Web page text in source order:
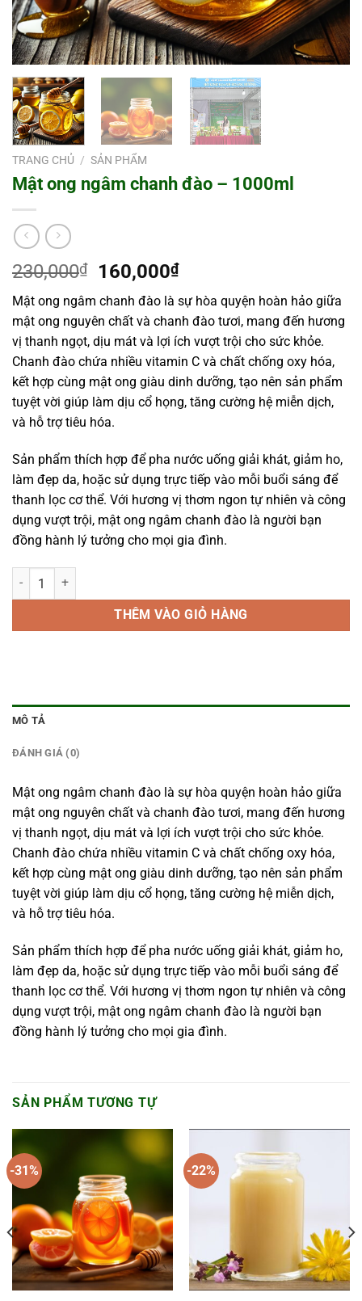
TRANG CHỦ / SẢN PHẨM
Mật ong ngâm chanh đào – 1000ml
230,000₫
Giá
gốc
là:
230,000₫.
160,000₫Giá
hiện
tại
là:
160,000₫.
Mật ong ngâm chanh đào là sự hòa quyện hoàn hảo giữa
mật ong nguyên chất và chanh đào tươi, mang đến hương
vị thanh ngọt, dịu mát và lợi ích vượt trội cho sức khỏe.
Chanh đào chứa nhiều vitamin C và chất chống oxy hóa,
kết hợp cùng mật ong giàu dinh dưỡng, tạo nên sản phẩm
tuyệt vời giúp làm dịu cổ họng, tăng cường hệ miễn dịch,
và hỗ trợ tiêu hóa.
Sản phẩm thích hợp để pha nước uống giải khát, giảm ho,
làm đẹp da, hoặc sử dụng trực tiếp vào mỗi buổi sáng để
thanh lọc cơ thể. Với hương vị thơm ngon tự nhiên và công
dụng vượt trội, mật ong ngâm chanh đào là người bạn
đồng hành lý tưởng cho mọi gia đình.
Mật ong ngâm chanh đào - 1000ml số lượng
THÊM VÀO GIỎ HÀNG
MÔ TẢ
ĐÁNH GIÁ (0)
Mật ong ngâm chanh đào là sự hòa quyện hoàn hảo giữa
mật ong nguyên chất và chanh đào tươi, mang đến hương
vị thanh ngọt, dịu mát và lợi ích vượt trội cho sức khỏe.
Chanh đào chứa nhiều vitamin C và chất chống oxy hóa,
kết hợp cùng mật ong giàu dinh dưỡng, tạo nên sản phẩm
tuyệt vời giúp làm dịu cổ họng, tăng cường hệ miễn dịch,
và hỗ trợ tiêu hóa.
Sản phẩm thích hợp để pha nước uống giải khát, giảm ho,
làm đẹp da, hoặc sử dụng trực tiếp vào mỗi buổi sáng để
thanh lọc cơ thể. Với hương vị thơm ngon tự nhiên và công
dụng vượt trội, mật ong ngâm chanh đào là người bạn
đồng hành lý tưởng cho mọi gia đình.
SẢN PHẨM TƯƠNG TỰ
-31% -22%